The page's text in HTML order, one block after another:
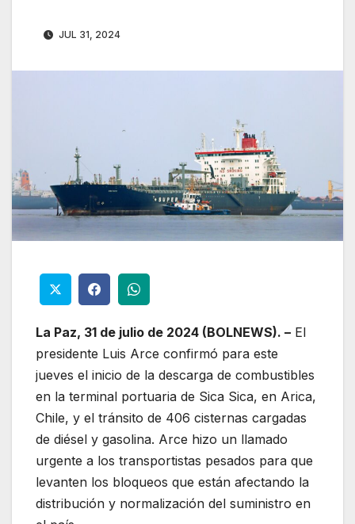
JUL 31, 2024
La Paz, 31 de julio de 2024 (BOLNEWS). – El
presidente Luis Arce confirmó para este
jueves el inicio de la descarga de combustibles
en la terminal portuaria de Sica Sica, en Arica,
Chile, y el tránsito de 406 cisternas cargadas
de diésel y gasolina. Arce hizo un llamado
urgente a los transportistas pesados para que
levanten los bloqueos que están afectando la
distribución y normalización del suministro en